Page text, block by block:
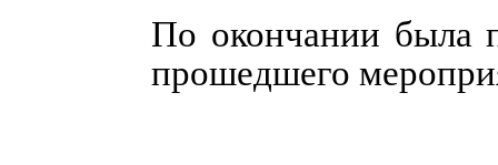
По окончании была
прошедшего